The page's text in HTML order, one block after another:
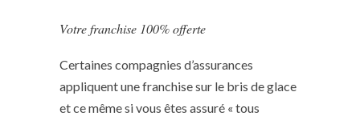
Votre franchise 100% offerte
Certaines compagnies d’assurances
appliquent une franchise sur le bris de glace
et ce même si vous êtes assuré « tous